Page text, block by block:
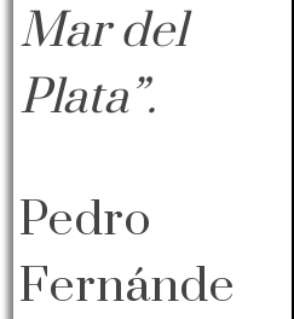
Mar del
Plata”.
Pedro
Fernánde